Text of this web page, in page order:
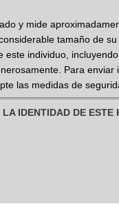
y mide
tamaño de
este individuo,
Para enviar
las medidas de
IDENTIDAD DE ESTE